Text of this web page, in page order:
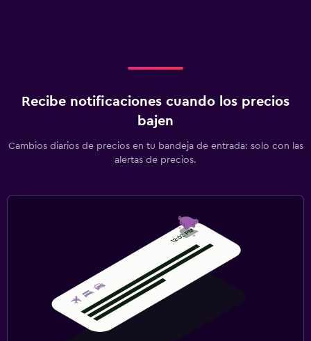
Recibe notificaciones cuando los precios
bajen
Cambios diarios de precios en tu bandeja de entrada: solo con las
alertas de precios.